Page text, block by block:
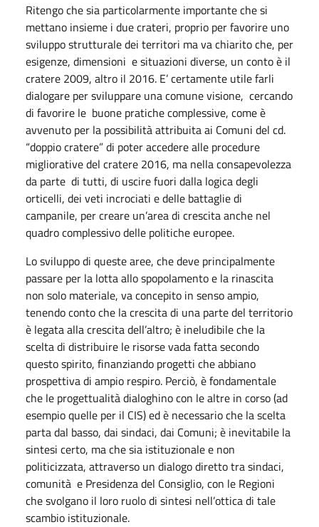
Ritengo che sia particolarmente importante che si
mettano insieme i due crateri, proprio per favorire uno
sviluppo strutturale dei territori ma va chiarito che, per
esigenze, dimensioni e situazioni diverse, un conto è il
cratere 2009, altro il 2016. E’ certamente utile farli
dialogare per sviluppare una comune visione, cercando
di favorire le buone pratiche complessive, come è
avvenuto per la possibilità attribuita ai Comuni del cd.
“doppio cratere” di poter accedere alle procedure
migliorative del cratere 2016, ma nella consapevolezza
da parte di tutti, di uscire fuori dalla logica degli
orticelli, dei veti incrociati e delle battaglie di
campanile, per creare un’area di crescita anche nel
quadro complessivo delle politiche europee.
Lo sviluppo di queste aree, che deve principalmente
passare per la lotta allo spopolamento e la rinascita
non solo materiale, va concepito in senso ampio,
tenendo conto che la crescita di una parte del territorio
è legata alla crescita dell’altro; è ineludibile che la
scelta di distribuire le risorse vada fatta secondo
questo spirito, finanziando progetti che abbiano
prospettiva di ampio respiro. Perciò, è fondamentale
che le progettualità dialoghino con le altre in corso (ad
esempio quelle per il CIS) ed è necessario che la scelta
parta dal basso, dai sindaci, dai Comuni; è inevitabile la
sintesi certo, ma che sia istituzionale e non
politicizzata, attraverso un dialogo diretto tra sindaci,
comunità e Presidenza del Consiglio, con le Regioni
che svolgano il loro ruolo di sintesi nell’ottica di tale
scambio istituzionale.